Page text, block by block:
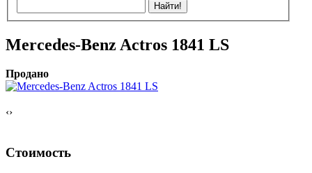
Mercedes-Benz Actros 1841 LS
Продано
‹›
Стоимость